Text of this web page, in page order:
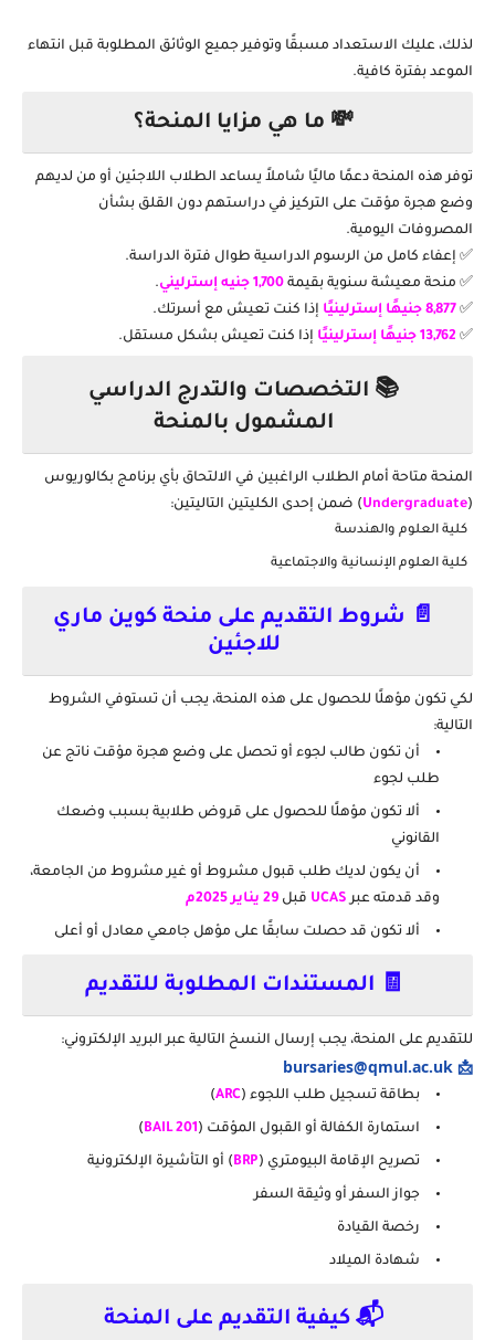
لذلك، عليك الاستعداد مسبقًا وتوفير جميع الوثائق المطلوبة قبل انتهاء
الموعد بفترة كافية.
💸 ما هي مزايا المنحة؟
توفر هذه المنحة دعمًا ماليًا شاملاً يساعد الطلاب اللاجئين أو من لديهم
وضع هجرة مؤقت على التركيز في دراستهم دون القلق بشأن
المصروفات اليومية.
✅ إعفاء كامل من الرسوم الدراسية طوال فترة الدراسة.
✅ منحة معيشة سنوية بقيمة 1,700 جنيه إسترليني
.
✅ 8,877 جنيهًا إسترلينيًا
إذا كنت تعيش مع أسرتك.
✅
إذا كنت تعيش بشكل مستقل.
📚 التخصصات والتدرج الدراسي
المشمول بالمنحة
المنحة متاحة أمام الطلاب الراغبين في الالتحاق بأي برنامج بكالوريوس
(
Undergraduate
) ضمن إحدى الكليتين التاليتين:
كلية العلوم والهندسة
كلية العلوم الإنسانية والاجتماعية
📄 شروط التقديم على منحة كوين ماري
للاجئين
لكي تكون مؤهلًا للحصول على هذه المنحة، يجب أن تستوفي الشروط
التالية:
أن تكون طالب لجوء أو تحصل على وضع هجرة مؤقت ناتج عن
طلب لجوء
ألا تكون مؤهلًا للحصول على قروض طلابية بسبب وضعك
القانوني
أن يكون لديك طلب قبول مشروط أو غير مشروط من الجامعة،
وقد قدمته عبرUCAS قبل
ألا تكون قد حصلت سابقًا على مؤهل جامعي معادل أو أعلى
🧾 المستندات المطلوبة للتقديم
للتقديم على المنحة، يجب إرسال النسخ التالية عبر البريد الإلكتروني:
📩 bursaries@qmul.ac.uk
بطاقة تسجيل طلب اللجوء (ARC
)
استمارة الكفالة أو القبول المؤقت (BAIL 201
)
تصريح الإقامة البيومتري (BRP) أو التأشيرة الإلكترونية
جواز السفر أو وثيقة السفر
رخصة القيادة
شهادة الميلاد
📬 كيفية التقديم على المنحة